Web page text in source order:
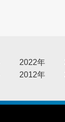
2022年
2012年